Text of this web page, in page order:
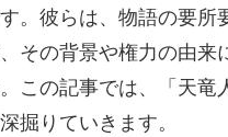
。彼らは、物語の要
その背景や権力の由
この記事では、「天
掘りていきます。